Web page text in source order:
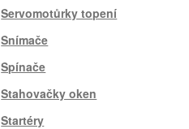
Servomotůrky topení
Snímače
Spínače
Stahovačky oken
Startéry